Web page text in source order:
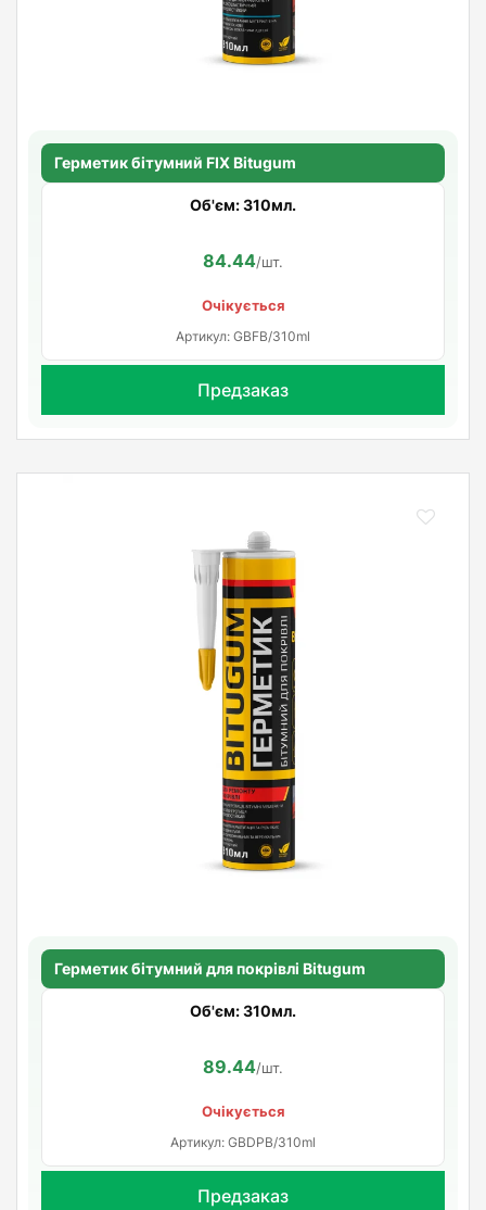
Герметик бітумний FIX Bitugum
Об'єм: 310мл.
84.44/шт.
Очікується
Артикул: GBFB/310ml
Предзаказ
Герметик бітумний для покрівлі Bitugum
Об'єм: 310мл.
89.44/шт.
Очікується
Артикул: GBDPB/310ml
Предзаказ